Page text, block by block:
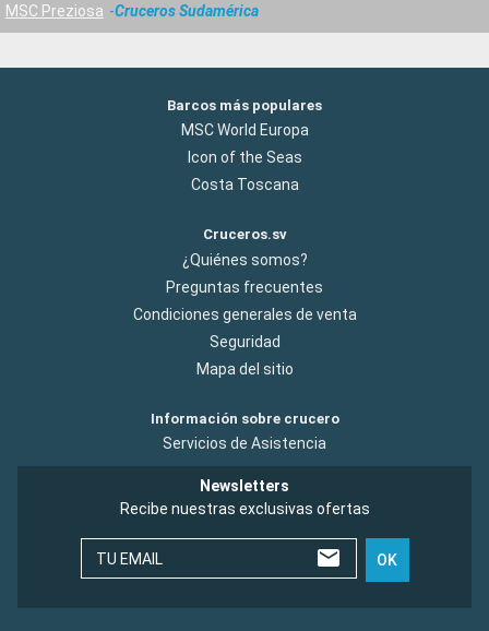
MSC Preziosa
Cruceros Sudamérica
Barcos más populares
MSC World Europa
Icon of the Seas
Costa Toscana
Cruceros.sv
¿Quiénes somos?
Preguntas frecuentes
Condiciones generales de venta
Seguridad
Mapa del sitio
Información sobre crucero
Servicios de Asistencia
Newsletters
Recibe nuestras exclusivas ofertas
TU EMAIL OK